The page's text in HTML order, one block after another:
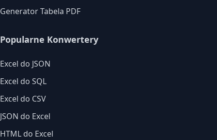
Generator Tabela PDF
Popularne Konwertery
Excel do JSON
Excel do SQL
Excel do CSV
JSON do Excel
HTML do Excel